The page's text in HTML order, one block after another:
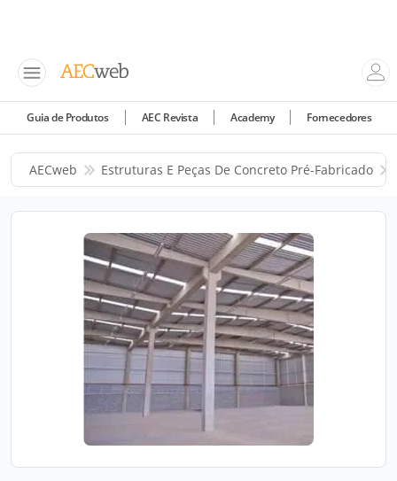
Guia de Produtos AEC Revista Academy Fornecedores
AECweb Estruturas E Peças De Concreto Pré-Fabricado